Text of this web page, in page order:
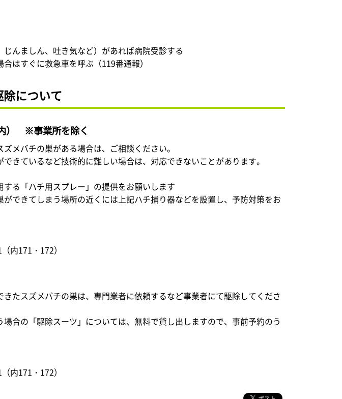
んましん、吐き気など）があれば病院受診する
すぐに救急車を呼ぶ（119番通報）
について
） ※事業所を除く
メバチの巣がある場合は、ご相談ください。
きているなど技術的に難しい場合は、対応できないことがあります。
る「ハチ用スプレー」の提供をお願いします
できてしまう場所の近くには上記ハチ捕り器などを設置し、予防対策をお
171・172）
たスズメバチの巣は、専門業者に依頼するなど事業者にて駆除してくださ
合の「駆除スーツ」については、無料で貸し出しますので、事前予約のう
171・172）